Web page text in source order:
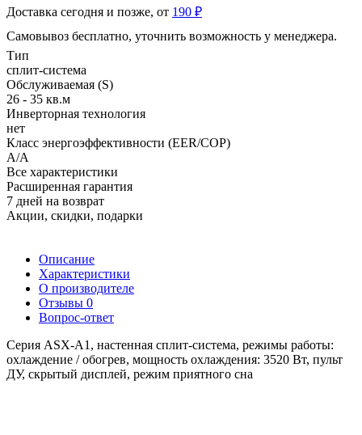
Доставка сегодня и позже, от 190 ₽
Самовывоз бесплатно, уточнить возможность у менеджера.
Тип
сплит-система
Обслуживаемая (S)
26 - 35 кв.м
Инверторная технология
нет
Класс энергоэффективности (EER/COP)
A/A
Все характеристики
Расширенная гарантия
7 дней на возврат
Акции, скидки, подарки
Описание
Характеристики
О производителе
Отзывы 0
Вопрос-ответ
Серия ASX-A1, настенная сплит-система, режимы работы:
охлаждение / обогрев, мощность охлаждения: 3520 Вт, пульт
ДУ, скрытый дисплей, режим приятного сна